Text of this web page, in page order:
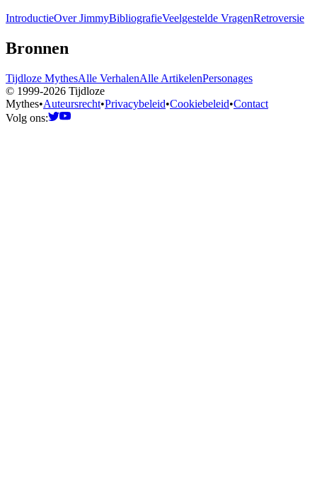
IntroductieOver JimmyBibliografieVeelgestelde VragenRetroversie
Bronnen
Tijdloze MythesAlle VerhalenAlle ArtikelenPersonages
© 1999-2026 Tijdloze
Mythes•Auteursrecht•Privacybeleid•Cookiebeleid•Contact
Volg ons: